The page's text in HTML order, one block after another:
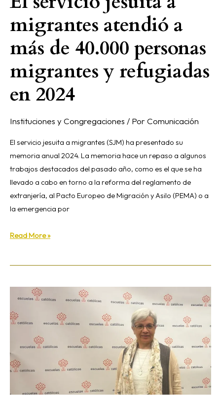
migrantes atendió a
más de 40.000 personas
migrantes y refugiadas
en 2024
Instituciones y Congregaciones / Por Comunicación
El servicio jesuita a migrantes (SJM) ha presentado su
memoria anual 2024. La memoria hace un repaso a algunos
trabajos destacados del pasado año, como es el que se ha
llevado a cabo en torno a la reforma del reglamento de
extranjería, al Pacto Europeo de Migración y Asilo (PEMA) o a
la emergencia por
refugiadas
en
2024
Read More »
Pertusa
nueva
presidenta
de
Escuelas